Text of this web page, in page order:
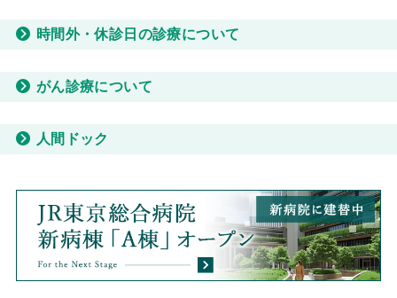
時間外・休診日の診療について
がん診療について
人間ドック